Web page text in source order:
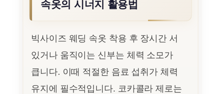
속옷의 시너지 활용법
빅사이즈 웨딩 속옷 착용 후 장시간 서
있거나 움직이는 신부는 체력 소모가
큽니다. 이때 적절한 음료 섭취가 체력
유지에 필수적입니다. 코카콜라 제로는